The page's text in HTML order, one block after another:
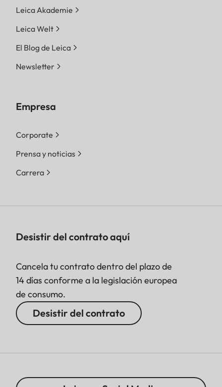
Leica Akademie
Leica Welt
El Blog de Leica
Newsletter
Empresa
Corporate
Prensa y noticias
Carrera
Desistir del contrato aquí
Cancela tu contrato dentro del plazo de
14 días conforme a la legislación europea
de consumo.
Desistir del contrato